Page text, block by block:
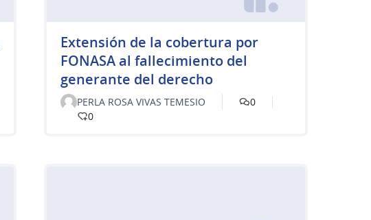
Extensión de la cobertura por
FONASA al fallecimiento del
generante del derecho
PERLA ROSA VIVAS TEMESIO
0
0